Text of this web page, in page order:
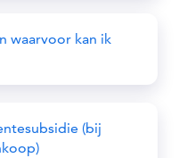
waarvoor kan ik
(bij